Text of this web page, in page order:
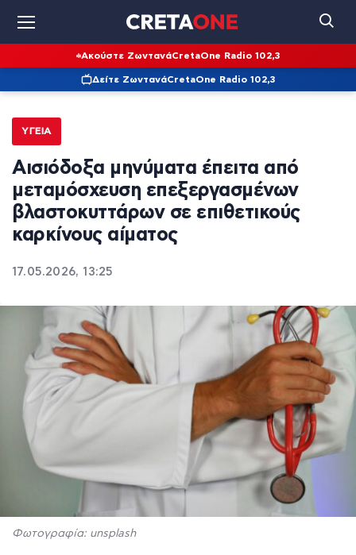
Ακούστε ΖωντανάCretaOne Radio 102,3
Δείτε ΖωντανάCretaOne Radio 102,3
ΥΓΕΊΑ
Αισιόδοξα μηνύματα έπειτα από
μεταμόσχευση επεξεργασμένων
βλαστοκυττάρων σε επιθετικούς
καρκίνους αίματος
17.05.2026, 13:25
Φωτογραφία: unsplash